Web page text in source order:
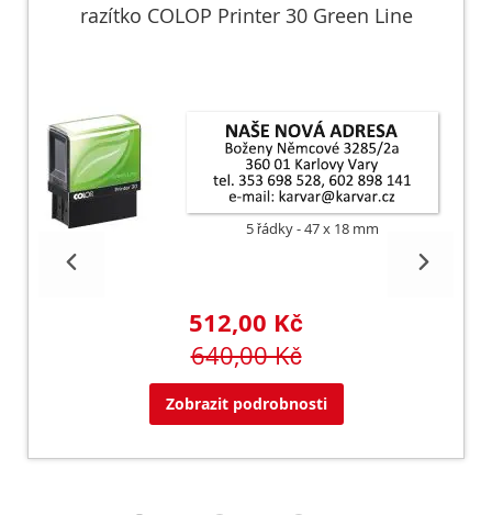
razítko COLOP Printer 30 Green Line
5 řádky 47 x 18 mm
512,00 Kč
640,00 Kč
Zobrazit podrobnosti